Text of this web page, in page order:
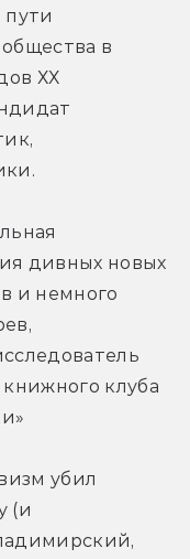
в
ХХ
дивных новых
и немного
клуба
убил
(и